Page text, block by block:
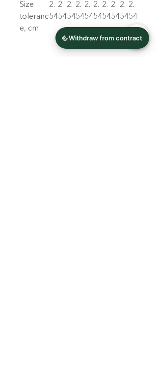
Size
toleranc
e, cm
2.
54
2.
54
2.
54
2.
54
2.
54
2.
54
2.
54
2.
54
2.
54
2.
54